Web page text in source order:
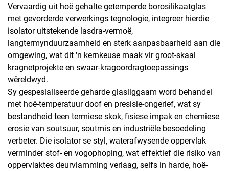
Vervaardig uit hoë gehalte getemperde borosilikaatglas
met gevorderde verwerkings tegnologie, integreer hierdie
isolator uitstekende lasdra-vermoë,
langtermynduurzaamheid en sterk aanpasbaarheid aan die
omgewing, wat dit 'n kernkeuse maak vir groot-skaal
kragnetprojekte en swaar-kragoordragtoepassings
wêreldwyd.
Sy gespesialiseerde geharde glasliggaam word behandel
met hoë-temperatuur doof en presisie-ongerief, wat sy
bestandheid teen termiese skok, fisiese impak en chemiese
erosie van soutsuur, soutmis en industriële besoedeling
verbeter. Die isolator se styl, waterafwysende oppervlak
verminder stof- en vogophoping, wat effektief die risiko van
oppervlaktes deurvlamming verlaag, selfs in harde, hoë-